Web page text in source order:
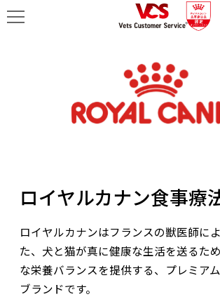
ロイヤルカナン食事療
ロイヤルカナンはフランスの獣医師に
た、犬と猫が真に健康な生活を送るた
な栄養バランスを提供する、プレミア
ブランドです。